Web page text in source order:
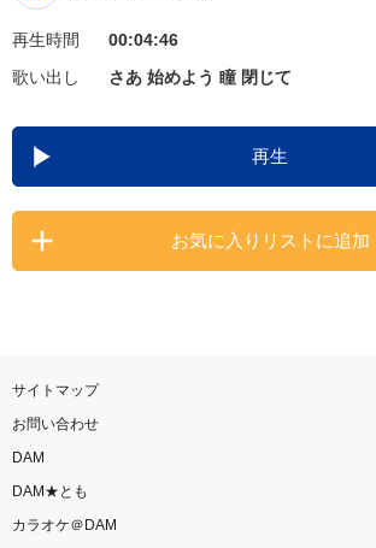
お知らせ よくあるご質問
DAMの新曲・ランキングな
カラオケ最新情報をチェック
再生時間
00:04:46
歌い出し
さあ 始めよう 瞳 閉じて
再生
お気に入りリストに追加
サイトマップ
お問い合わせ
DAM
DAM★とも
カラオケ＠DAM